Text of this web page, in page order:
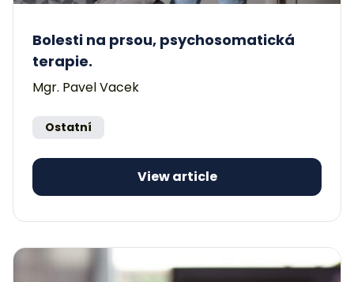
Bolesti na prsou, psychosomatická
terapie.
Mgr. Pavel Vacek
Ostatní
View article